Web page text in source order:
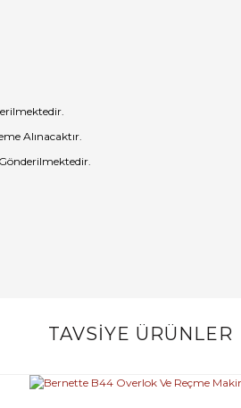
Alınacaktır.
Bu ürüne ilk yorumu siz yapın!
TAVSİYE ÜRÜNLER